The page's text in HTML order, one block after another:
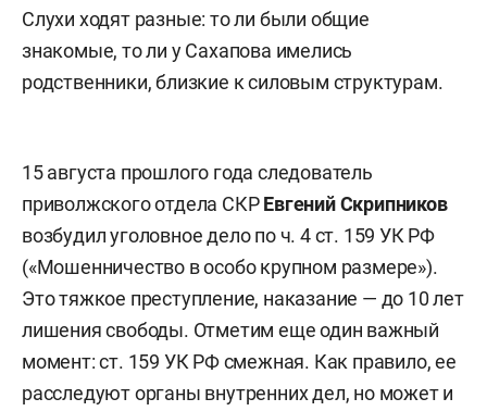
Слухи ходят разные: то ли были общие
знакомые, то ли у Сахапова имелись
родственники, близкие к силовым структурам.
15 августа прошлого года следователь
приволжского отдела СКРЕвгений Скрипников
возбудил уголовное дело по ч. 4 ст. 159 УК РФ
(«Мошенничество в особо крупном размере»).
Это тяжкое преступление, наказание — до 10 лет
лишения свободы. Отметим еще один важный
момент: ст. 159 УК РФ смежная. Как правило, ее
расследуют органы внутренних дел, но может и